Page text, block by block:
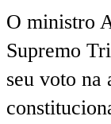
O ministro
Supremo
seu voto na